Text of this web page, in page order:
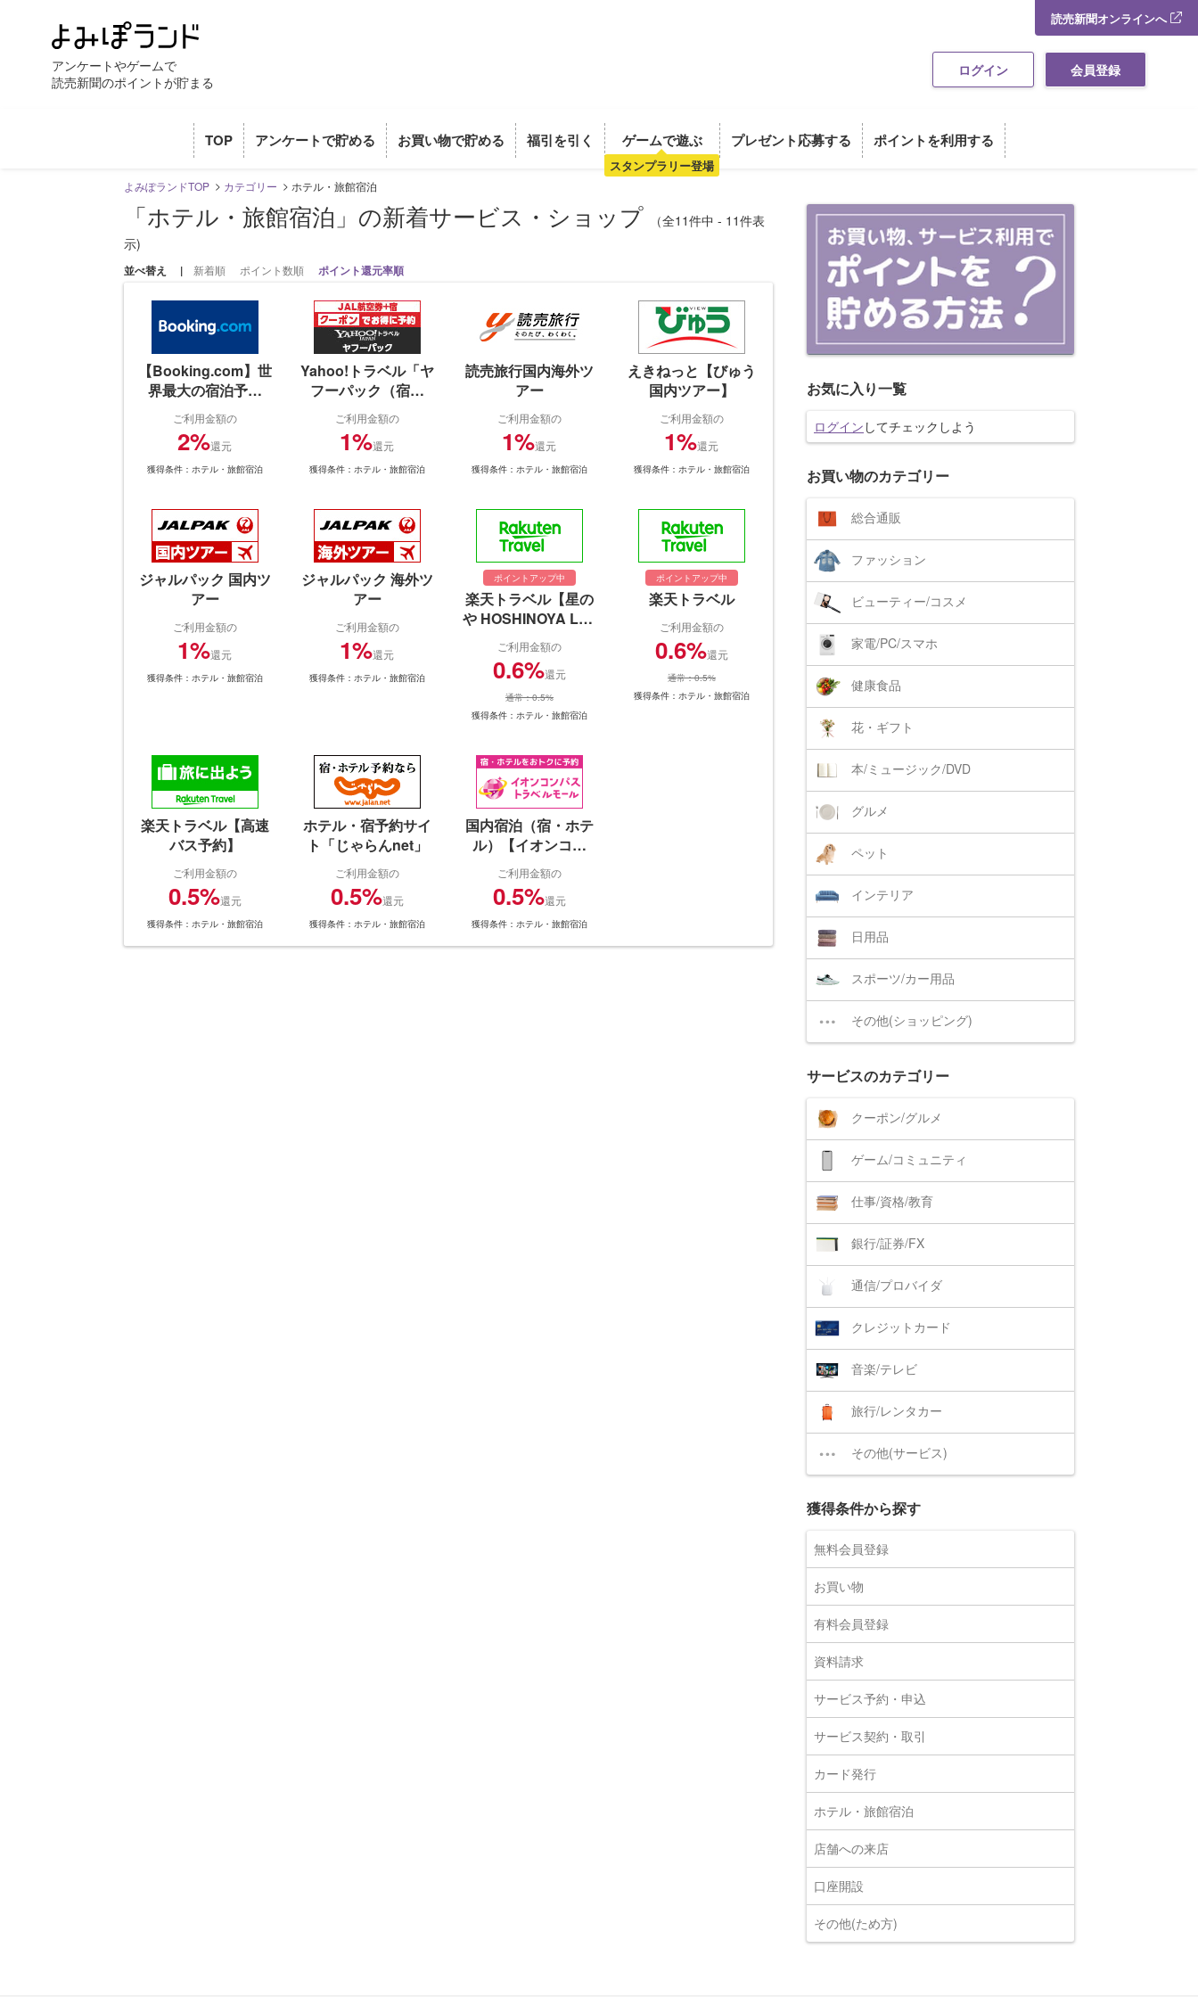
読売新聞オンラインへ
アンケートやゲームで
読売新聞のポイントが貯まる
ログイン 会員登録
TOP アンケートで貯める お買い物で貯める 福引を引く ゲームで遊ぶ
スタンプラリー登場
プレゼント応募する ポイントを利用する
よみぽランドTOP カテゴリー ホテル・旅館宿泊
「ホテル・旅館宿泊」の新着サービス・ショップ
（全11件中 - 11件表
示)
並べ替え 新着順 ポイント数順 ポイント還元率順
【Booking.com】世
界最大の宿泊予約
サ…
ご利用金額の
2%還元
獲得条件：ホテル・旅館宿泊
Yahoo!トラベル「ヤ
フーパック（宿泊
＋…
ご利用金額の
1%還元
獲得条件：ホテル・旅館宿泊
読売旅行国内海外ツ
アー
ご利用金額の
1%還元
獲得条件：ホテル・旅館宿泊
えきねっと【びゅう
国内ツアー】
ご利用金額の
1%還元
獲得条件：ホテル・旅館宿泊
ジャルパック 国内ツ
アー
ご利用金額の
1%還元
獲得条件：ホテル・旅館宿泊
ジャルパック 海外ツ
アー
ご利用金額の
1%還元
獲得条件：ホテル・旅館宿泊
ポイントアップ中
楽天トラベル【星の
や HOSHINOYA Lux
ur…
ご利用金額の
0.6%還元
通常：0.5%
獲得条件：ホテル・旅館宿泊
ポイントアップ中
楽天トラベル
ご利用金額の
0.6%還元
通常：0.5%
獲得条件：ホテル・旅館宿泊
楽天トラベル【高速
バス予約】
ご利用金額の
0.5%還元
獲得条件：ホテル・旅館宿泊
ホテル・宿予約サイ
ト「じゃらんnet」
ご利用金額の
0.5%還元
獲得条件：ホテル・旅館宿泊
国内宿泊（宿・ホテ
ル）【イオンコン
パ…
ご利用金額の
0.5%還元
獲得条件：ホテル・旅館宿泊
お買い物・サービス利用でポイント
お気に入り一覧
ログイン してチェックしよう
お買い物のカテゴリー
総合通販
ファッション
ビューティー/コスメ
家電/PC/スマホ
健康食品
花・ギフト
本/ミュージック/DVD
グルメ
ペット
インテリア
日用品
スポーツ/カー用品
その他(ショッピング)
サービスのカテゴリー
クーポン/グルメ
ゲーム/コミュニティ
仕事/資格/教育
銀行/証券/FX
通信/プロバイダ
クレジットカード
音楽/テレビ
旅行/レンタカー
その他(サービス)
獲得条件から探す
無料会員登録
お買い物
有料会員登録
資料請求
サービス予約・申込
サービス契約・取引
カード発行
ホテル・旅館宿泊
店舗への来店
口座開設
その他(ため方)